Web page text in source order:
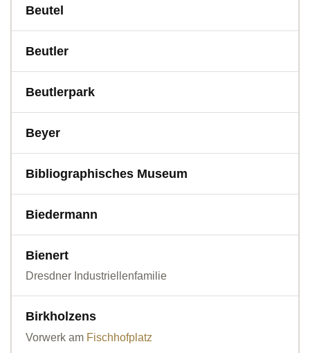
Beutel
Beutler
Beutlerpark
Beyer
Bibliographisches Museum
Biedermann
Bienert
Dresdner Industriellenfamilie
Birkholzens
Vorwerk am Fischhofplatz